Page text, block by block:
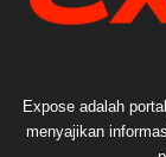
Expose adalah
menyajikan